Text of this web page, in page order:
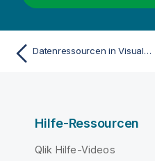
Datenressourcen in Visualisierungen
Hilfe-Ressourcen
Qlik Hilfe-Videos